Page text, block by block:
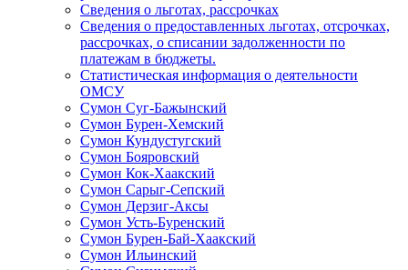
Сведения о льготах, рассрочках
Сведения о предоставленных льготах, отсрочках,
рассрочках, о списании задолженности по
платежам в бюджеты.
Статистическая информация о деятельности
ОМСУ
Сумон Суг-Бажынский
Сумон Бурен-Хемский
Сумон Кундустугский
Сумон Бояровский
Сумон Кок-Хаакский
Сумон Сарыг-Сепский
Сумон Дерзиг-Аксы
Сумон Усть-Буренский
Сумон Бурен-Бай-Хаакский
Сумон Ильинский